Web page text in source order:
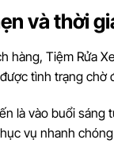
và thời
hàng, Tiệm Rửa
tình trạng chờ
là vào buổi sáng
vụ nhanh